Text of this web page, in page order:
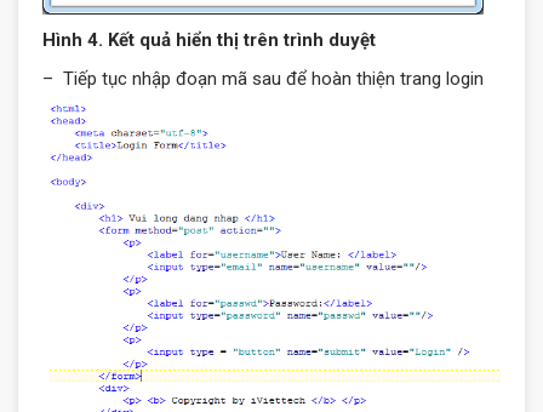
Hình 4. Kết quả hiển thị trên trình duyệt
– Tiếp tục nhập đoạn mã sau để hoàn thiện trang login